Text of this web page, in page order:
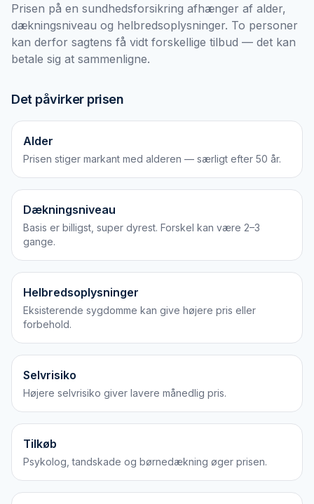
Prisen på en sundhedsforsikring afhænger af alder,
dækningsniveau og helbredsoplysninger. To personer
kan derfor sagtens få vidt forskellige tilbud — det kan
betale sig at sammenligne.
Det påvirker prisen
Alder
Prisen stiger markant med alderen — særligt efter 50 år.
Dækningsniveau
Basis er billigst, super dyrest. Forskel kan være 2–3
gange.
Helbredsoplysninger
Eksisterende sygdomme kan give højere pris eller
forbehold.
Selvrisiko
Højere selvrisiko giver lavere månedlig pris.
Tilkøb
Psykolog, tandskade og børnedækning øger prisen.